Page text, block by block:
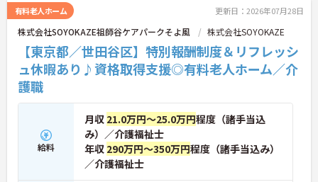
されており、プライベートの時間を大切にできる環
境です。定年65歳以降も再雇用制度により70歳まで
勤務可能であり、退職金制度も完備されているな
ど、長期的に安定したキャリアを築いていける職場
です。入社後はOJTによる丁寧なフォロー体制があ
り、資格取得支援制度も活用しながら更なるスキル
アップを目指せます。
★おすすめPOINT★
期待できます】
・日々の施設運営への貢献やチームワークが多角的
に評価されるため、目に見える形で還元されます。
・努力がダイレクトに評価へつながる制度により、
仕事へのモチベーションを高めながら働けます。
有料老人ホーム 更新日：2026年07月28日
株式会社SOYOKAZE祖師谷ケアパークそよ風 株式会社SOYOKAZE
【東京都／世田谷区】特別報酬制度＆リフレッシ
ュ休暇あり♪資格取得支援◎有料老人ホーム／介
護職
給料
月収 21.0万円～25.0万円程度（諸手当込
み）／介護福祉士
年収 290万円～350万円程度（諸手当込み）
／介護福祉士